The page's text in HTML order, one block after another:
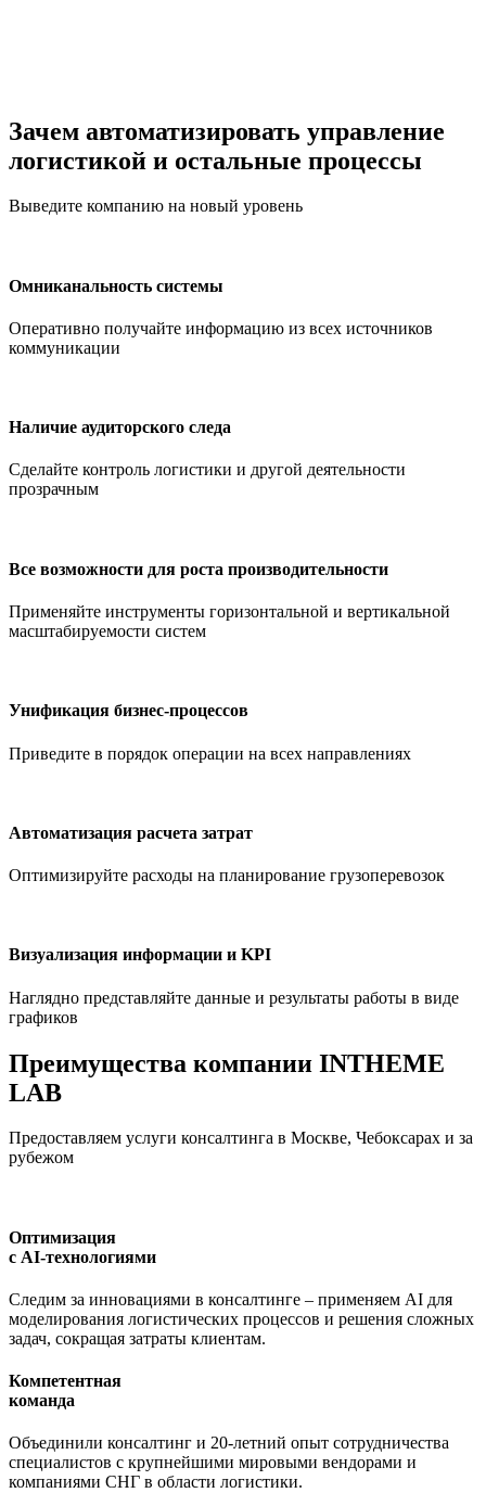
Зачем автоматизировать управление
логистикой и остальные процессы
Выведите компанию на новый уровень
Омниканальность системы
Оперативно получайте информацию из всех источников
коммуникации
Наличие аудиторского следа
Сделайте контроль логистики и другой деятельности
прозрачным
Все возможности для роста производительности
Применяйте инструменты горизонтальной и вертикальной
масштабируемости систем
Унификация бизнес-процессов
Приведите в порядок операции на всех направлениях
Автоматизация расчета затрат
Оптимизируйте расходы на планирование грузоперевозок
Визуализация информации и KPI
Наглядно представляйте данные и результаты работы в виде
графиков
Преимущества компании INTHEME
LAB
Предоставляем услуги консалтинга в Москве, Чебоксарах и за
рубежом
Оптимизация
с AI-технологиями
Следим за инновациями в консалтинге – применяем AI для
моделирования логистических процессов и решения сложных
задач, сокращая затраты клиентам.
Компетентная
команда
Объединили консалтинг и 20-летний опыт сотрудничества
специалистов с крупнейшими мировыми вендорами и
компаниями СНГ в области логистики.